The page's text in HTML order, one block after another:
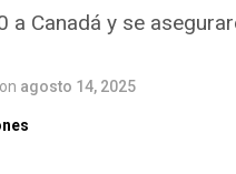
a Canadá y se
on agosto 14, 2025